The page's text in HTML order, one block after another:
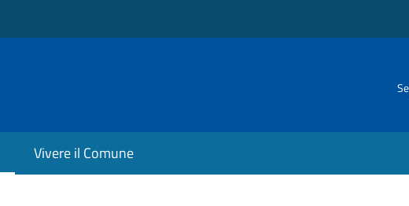
Vivere il Comune